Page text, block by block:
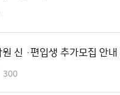
신 ·편입생 추가모집 안내
300